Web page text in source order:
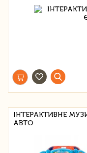
ІНТЕРАКТИВНЕ
АВТО